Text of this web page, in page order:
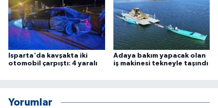
Isparta'da kavşakta iki
otomobil çarpıştı: 4 yaralı
Adaya bakım yapacak olan
iş makinesi tekneyle taşındı
Yorumlar